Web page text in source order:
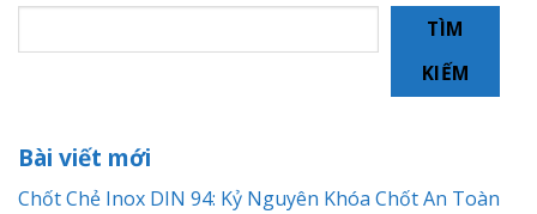
TÌM
KIẾM
Bài viết mới
Chốt Chẻ Inox DIN 94: Kỷ Nguyên Khóa Chốt An Toàn